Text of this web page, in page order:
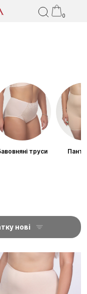
0
труси
нові